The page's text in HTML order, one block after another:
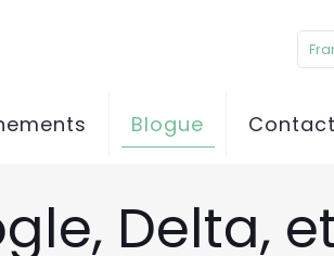
Blogue Contact
Delta,